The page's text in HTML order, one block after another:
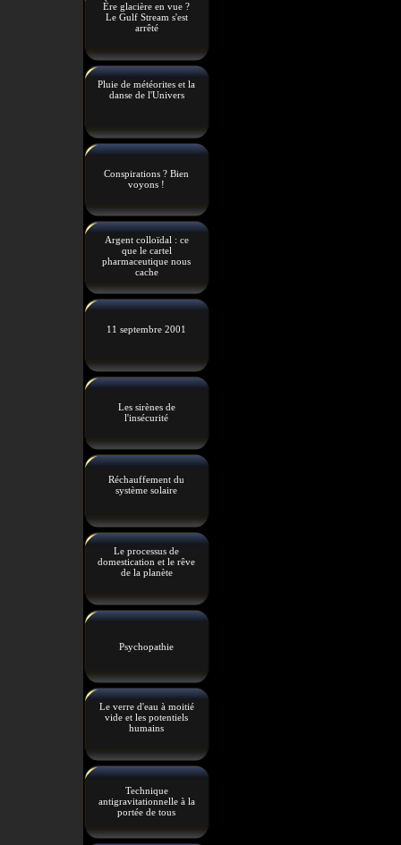
Ère glacière en vue ?
Le Gulf Stream s'est
arrêté
Pluie de météorites et la
danse de l'Univers
Conspirations ? Bien
voyons !
Argent colloïdal : ce
que le cartel
pharmaceutique nous
cache
11 septembre 2001
Les sirènes de
l'insécurité
Réchauffement du
système solaire
Le processus de
domestication et le rêve
de la planète
Psychopathie
Le verre d'eau à moitié
vide et les potentiels
humains
Technique
antigravitationnelle à la
portée de tous